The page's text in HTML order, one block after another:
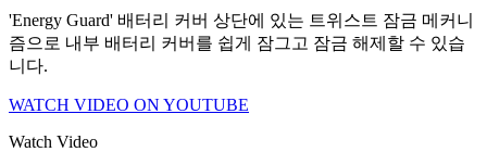
'Energy Guard' 배터리 커버 상단에 있는 트위스트 잠금 메커니
즘으로 내부 배터리 커버를 쉽게 잠그고 잠금 해제할 수 있습
니다.
WATCH VIDEO ON YOUTUBE
Watch Video